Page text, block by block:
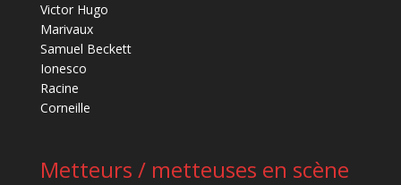
Victor Hugo
Marivaux
Samuel Beckett
Ionesco
Racine
Corneille
Metteurs / metteuses en scène